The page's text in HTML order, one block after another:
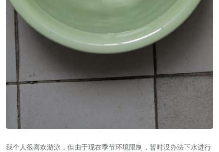
我个人很喜欢游泳，但由于现在季节环境限制，暂时没办法下水进行